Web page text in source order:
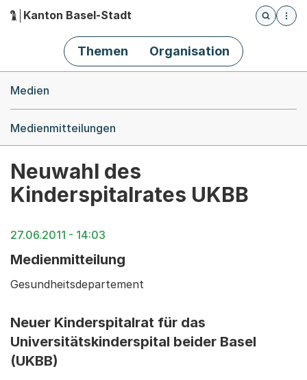
Hauptnavigation
Kanton Basel-Stadt
Öffnet
Themen Organisation
Medien
Medienmitteilungen
Neuwahl des
Kinderspitalrates UKBB
27.06.2011 - 14:03
Medienmitteilung
Gesundheitsdepartement
Neuer Kinderspitalrat für das
Universitätskinderspital beider Basel
(UKBB)